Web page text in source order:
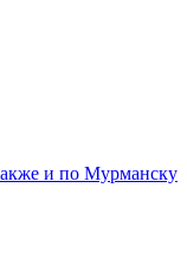
и по Мурманску